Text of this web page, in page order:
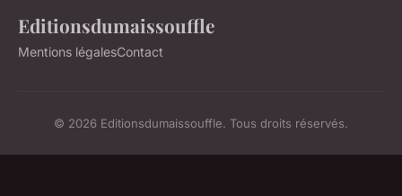
Editionsdumaissouffle
Mentions légalesContact
© 2026 Editionsdumaissouffle. Tous droits réservés.